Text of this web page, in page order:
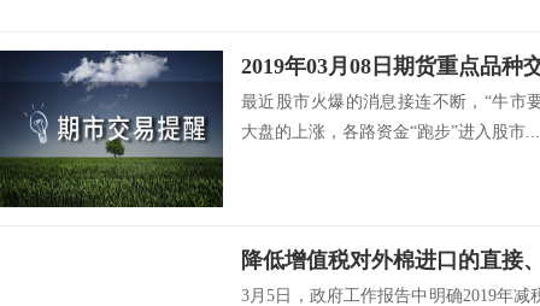
2019年03月08日期货重点品种
最近股市火爆的消息接连不断，“牛市
大盘的上涨，各路资金“跑步”进入股市...
降低增值税对外棉进口的直接
3月5日，政府工作报告中明确2019年